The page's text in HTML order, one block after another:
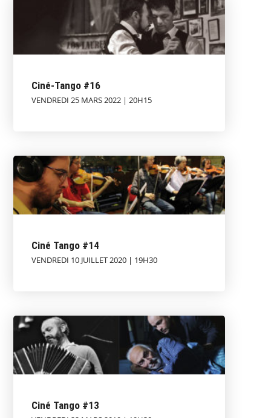
Ciné-Tango #16
VENDREDI 25 MARS 2022 | 20H15
Ciné Tango #14
VENDREDI 10 JUILLET 2020 | 19H30
Ciné Tango #13